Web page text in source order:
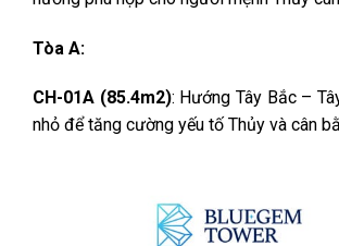
Tòa A:
CH-01A (85.4m2): Hướng Tây Bắc –
nhỏ để tăng cường yếu tố Thủy và cân